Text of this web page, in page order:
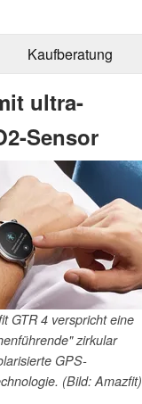
Kaufberatung
ultra-
Sensor
GTR 4 verspricht eine
zirkular
GPS-
(Bild: Amazfit)